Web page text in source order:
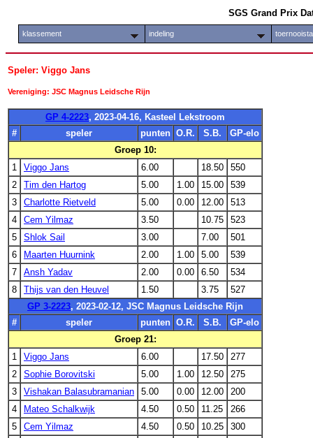
SGS Grand Prix
klassement indeling
Speler: Viggo Jans
Vereniging: JSC Magnus Leidsche Rijn
GP 4-2223, 2023-04-16, Kasteel Lekstroom
#
speler punten O.R. S.B.
GP-elo
Groep 10:
1
Viggo Jans 6.00 18.50
550
2
Tim den Hartog 5.00 1.00 15.00
539
3
Charlotte Rietveld 5.00 0.00 12.00
513
4
Cem Yilmaz 3.50 10.75
523
5
Shlok Sail 3.00 7.00
501
6
Maarten Huurnink 2.00 1.00 5.00
539
7
Ansh Yadav 2.00 0.00 6.50
534
8
Thijs van den Heuvel 1.50 3.75
527
GP 3-2223, 2023-02-12, JSC Magnus Leidsche Rijn
#
speler punten O.R. S.B.
GP-elo
Groep 21:
1
Viggo Jans 6.00 17.50
277
2
Sophie Borovitski 5.00 1.00 12.50
275
3
Vishakan Balasubramanian 5.00 0.00 12.00
200
4
Mateo Schalkwijk 4.50 0.50 11.25
266
5
Cem Yilmaz 4.50 0.50 10.25
300